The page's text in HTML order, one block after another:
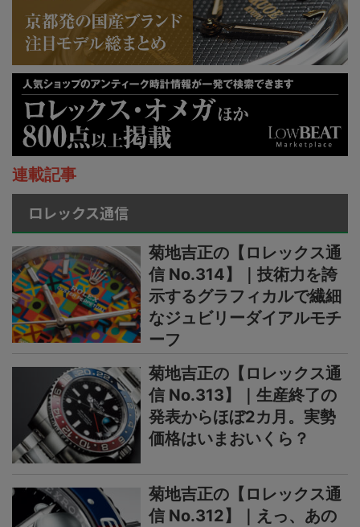
連載記事
ロレックス通信
菊地吉正の【ロレックス通
信 No.314】｜技術力を誇
示するグラフィカルで繊細
なジュビリーダイアルモチ
ーフ
菊地吉正の【ロレックス通
信 No.313】｜生産終了の
発表からほぼ2カ月。実勢
価格はいまおいくら？
菊地吉正の【ロレックス通
信 No.312】｜えっ、あの